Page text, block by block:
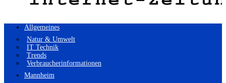
Allgemeines
Natur & Umwelt
IT Technik
Trends
Verbraucherinformationen
Mannheim